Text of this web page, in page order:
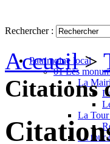
Patrimoine local
01 Les
La
La
La tour
Rechercher :
Accueil>
Citations